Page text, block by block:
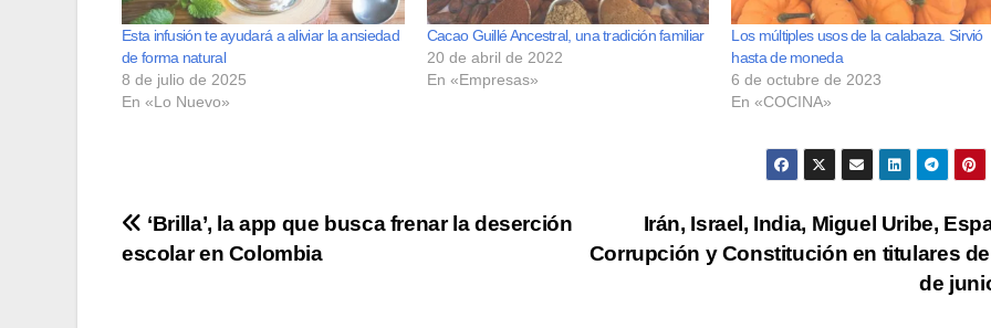
Esta infusión te ayudará a aliviar la ansiedad
de forma natural
8 de julio de 2025
En «Lo Nuevo»
Cacao Guillé Ancestral, una tradición familiar
20 de abril de 2022
En «Empresas»
Los múltiples usos de la calabaza. Sirvió
hasta de moneda
6 de octubre de 2023
En «COCINA»
Navegación
Irán, Israel, India, Miguel Uribe,
Corrupción y Constitución en titulares
de
‘Brilla’, la app que busca frenar la deserción
escolar en Colombia